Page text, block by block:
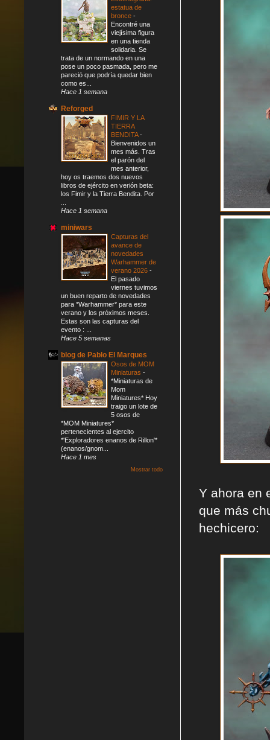
Y ahora en
que más
hechicero:
estatua de
bronce -
Encontré una
viejísima figura
en una tienda
solidaria. Se
trata de un normando en una
pose un poco pasmada, pero me
pareció que podría quedar bien
como es...
Hace 1 semana
Reforged
FIMIR Y LA
TIERRA
BENDITA-
Bienvenidos un
mes más. Tras
el parón del
mes anterior,
hoy os traemos dos nuevos
libros de ejército en verión beta:
los Fimir y la Tierra Bendita. Por
Hace 1 semana
miniwars
Capturas del
avance de
novedades
Warhammer de
verano 2026 -
El pasado
viernes tuvimos
un buen reparto de novedades
para *Warhammer* para este
verano y los próximos meses.
Estas son las capturas del
evento : ...
Hace 5 semanas
blog de Pablo El Marques
Osos de MOM
Miniaturas -
*Miniaturas de
Mom
Miniatures* Hoy
traigo un lote de
5 osos de
*MOM Miniatures*
pertenecientes al ejercito
*'Exploradores enanos de Rillon'*
(enanos/gnom...
Hace 1 mes
Mostrar todo